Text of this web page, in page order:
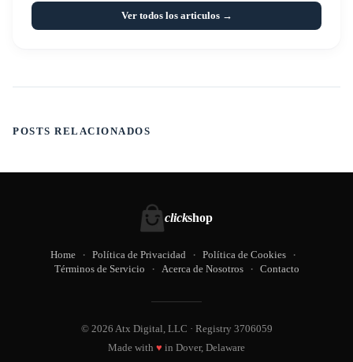
Ver todos los articulos →
POSTS RELACIONADOS
clickshop
Home Política de Privacidad
Política de Cookies
Términos de Servicio
Acerca de Nosotros Contacto
© 2026 Atx Digital, LLC · Registry 3706059
Made with ♥ in Dover, Delaware